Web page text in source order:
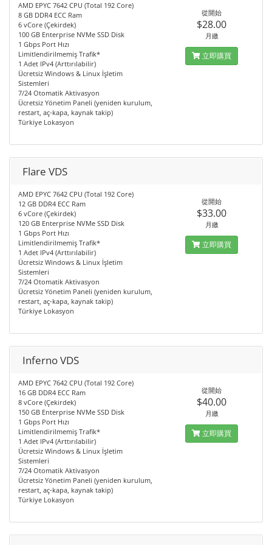
AMD EPYC 7642 CPU (Total 192 Core)
8 GB DDR4 ECC Ram
6 vCore (Çekirdek)
100 GB Enterprise NVMe SSD Disk
1 Gbps Port Hızı
Limitlendirilmemiş Trafik*
1 Adet IPv4 (Arttırılabilir)
Ücretsiz Windows & Linux İşletim
Sistemleri
7/24 Otomatik Aktivasyon
Ücretsiz Yönetim Paneli (yeniden kurulum,
restart, aç-kapa, kaynak takip)
Türkiye Lokasyon
從開始
$28.00
月繳
立即購買
Flare VDS
AMD EPYC 7642 CPU (Total 192 Core)
12 GB DDR4 ECC Ram
6 vCore (Çekirdek)
120 GB Enterprise NVMe SSD Disk
1 Gbps Port Hızı
Limitlendirilmemiş Trafik*
1 Adet IPv4 (Arttırılabilir)
Ücretsiz Windows & Linux İşletim
Sistemleri
7/24 Otomatik Aktivasyon
Ücretsiz Yönetim Paneli (yeniden kurulum,
restart, aç-kapa, kaynak takip)
Türkiye Lokasyon
從開始
$33.00
月繳
立即購買
Inferno VDS
AMD EPYC 7642 CPU (Total 192 Core)
16 GB DDR4 ECC Ram
8 vCore (Çekirdek)
150 GB Enterprise NVMe SSD Disk
1 Gbps Port Hızı
Limitlendirilmemiş Trafik*
1 Adet IPv4 (Arttırılabilir)
Ücretsiz Windows & Linux İşletim
Sistemleri
7/24 Otomatik Aktivasyon
Ücretsiz Yönetim Paneli (yeniden kurulum,
restart, aç-kapa, kaynak takip)
Türkiye Lokasyon
從開始
$40.00
月繳
立即購買